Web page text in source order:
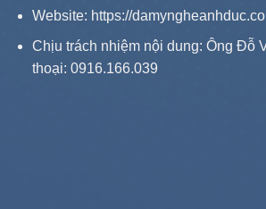
Website: https://
Chịu trách nhiệm nội dung: Ông Đỗ
thoại: 0916.166.039